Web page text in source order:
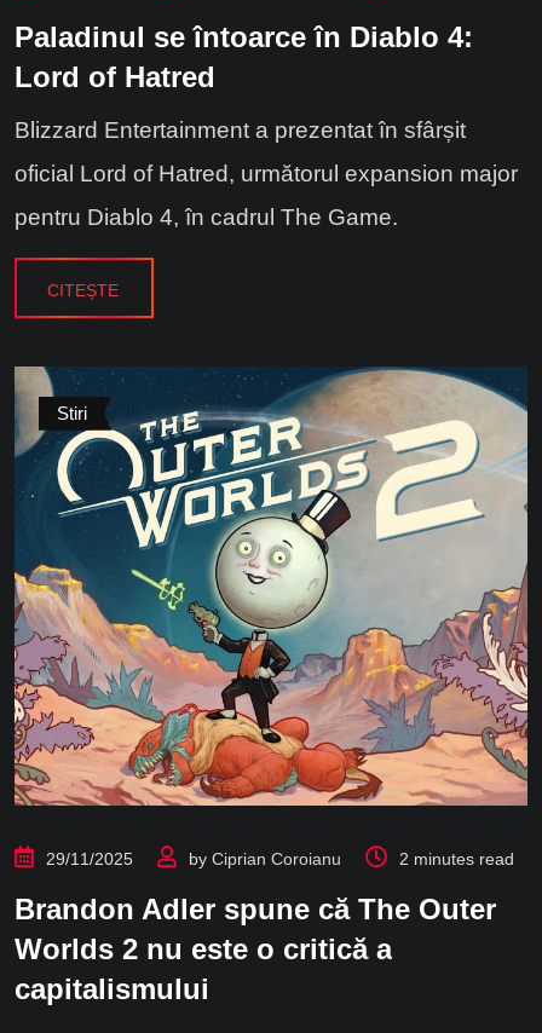
Paladinul se întoarce în Diablo 4:
Lord of Hatred
Blizzard Entertainment a prezentat în sfârșit
oficial Lord of Hatred, următorul expansion major
pentru Diablo 4, în cadrul The Game.
CITEȘTE
Stiri
29/11/2025 by Ciprian Coroianu 2 minutes read
Brandon Adler spune că The Outer
Worlds 2 nu este o critică a
capitalismului